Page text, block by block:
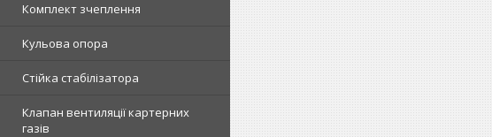
Комплект зчеплення
Кульова опора
Стійка стабілізатора
Клапан вентиляції картерних
газів